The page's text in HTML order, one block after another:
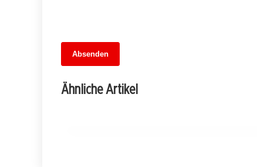
Absenden
Ähnliche Artikel
13. Juni 2026
Brandenburgs Bauernfest: Ein Tag voller